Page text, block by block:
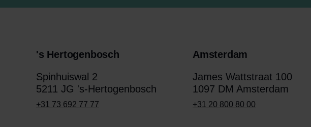
's Hertogenbosch
Spinhuiswal 2
5211 JG 's-Hertogenbosch
+31 73 692 77 77
Amsterdam
James Wattstraat 100
1097 DM Amsterdam
+31 20 800 80 00